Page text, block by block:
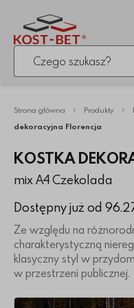
Po kliknięciu
Strona główna Produkty
dekoracyjna Florencja
KOSTKA
mix A4 Czekolada
Dostępny już od
Ze względu na
charakterystyczną
klasyczny styl w
w przestrzeni publicznej.